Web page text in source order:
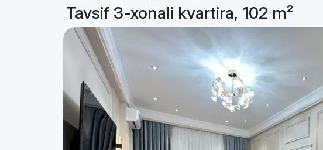
Tavsif 3-xonali kvartira, 102 m²